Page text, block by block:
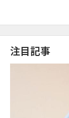
注目記事